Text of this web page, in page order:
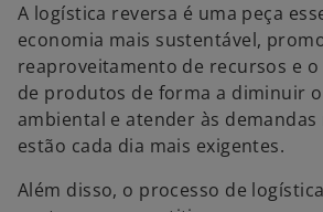
n
v
g
i
a
n
o
v
g
i
n
v
g
i
A logística reversa é uma peça
economia mais sustentável,
reaproveitamento de recursos e
de produtos de forma a diminuir
ambiental e atender às
estão cada dia mais exigentes.
Além disso, o processo de